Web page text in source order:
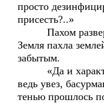
просто
присесть?..»
Пахом
Земля пахла
забытым.
«Да и
ведь увез,
тенью прошлось